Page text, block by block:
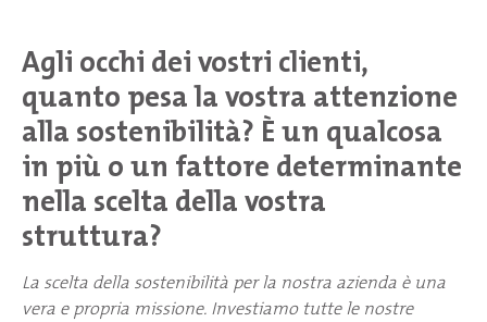
Agli occhi dei vostri clienti,
quanto pesa la vostra attenzione
alla sostenibilità? È un qualcosa
in più o un fattore determinante
nella scelta della vostra
struttura?
La scelta della sostenibilità per la nostra azienda è una
vera e propria missione. Investiamo tutte le nostre